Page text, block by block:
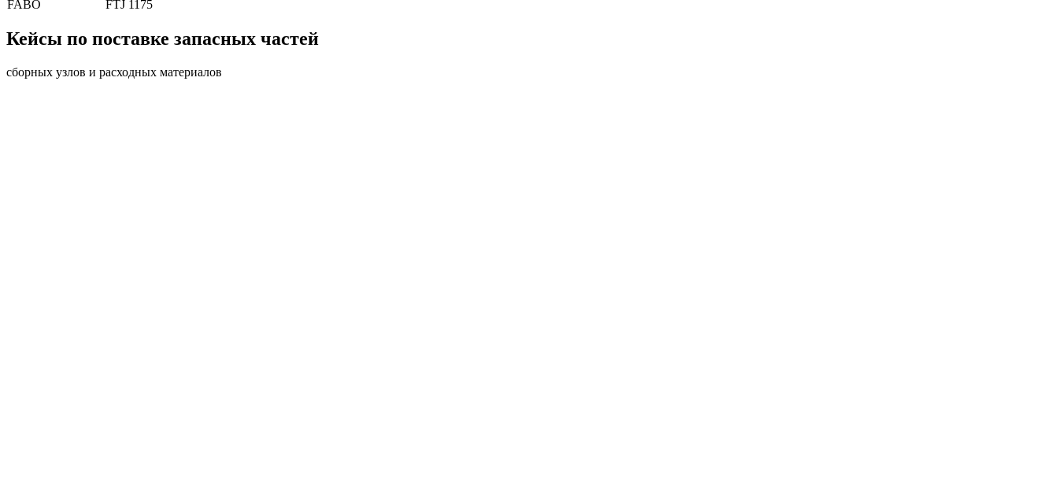
FABO
FTJ 1175
Кейсы по поставке запасных частей
сборных узлов и расходных материалов